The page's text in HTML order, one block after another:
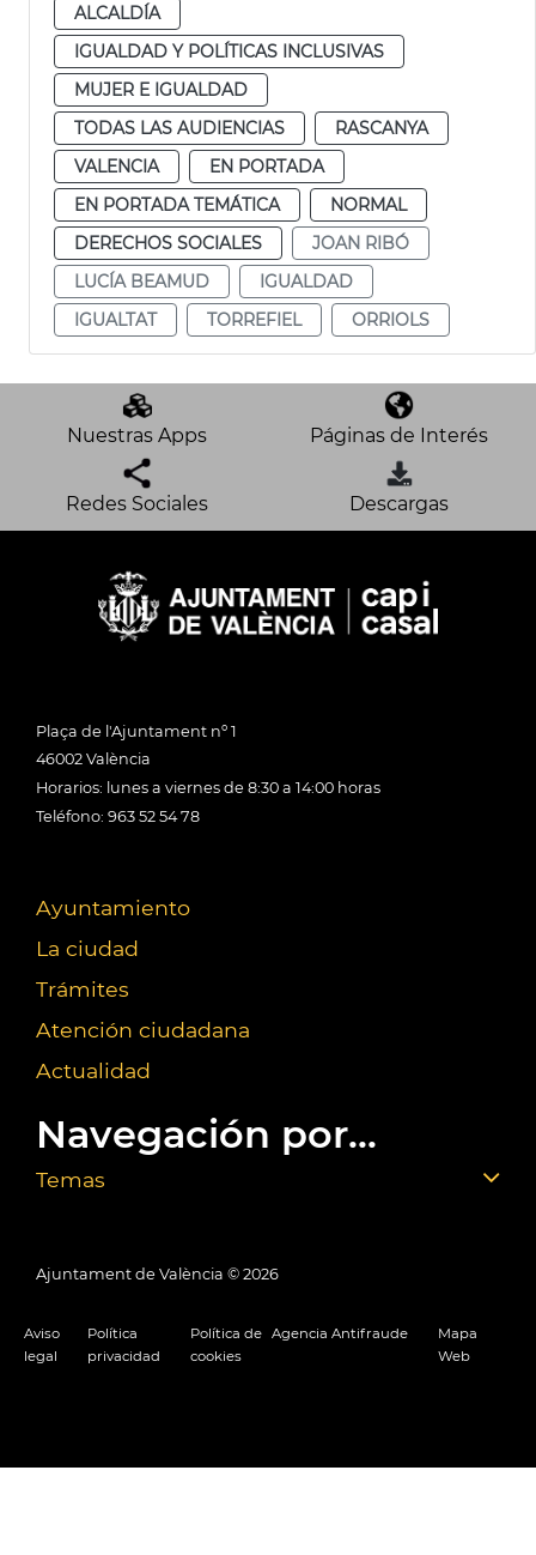
ALCALDÍA
IGUALDAD Y POLÍTICAS INCLUSIVAS
MUJER E IGUALDAD
TODAS LAS AUDIENCIAS
RASCANYA
VALENCIA
EN PORTADA
EN PORTADA TEMÁTICA
NORMAL
DERECHOS SOCIALES
JOAN RIBÓ
LUCÍA BEAMUD
IGUALDAD
IGUALTAT
TORREFIEL ORRIOLS
Nuestras Apps Páginas de Interés
Redes Sociales Descargas
Plaça de l'Ajuntament nº 1
46002 València
Horarios: lunes a viernes de 8:30 a 14:00 horas
Teléfono: 963 52 54 78
Ayuntamiento
La ciudad
Trámites
Atención ciudadana
Actualidad
Navegación por...
Temas
Ajuntament de València © 2026
Aviso
legal
Política
privacidad
Política de
cookies
Agencia Antifraude
Mapa
Web